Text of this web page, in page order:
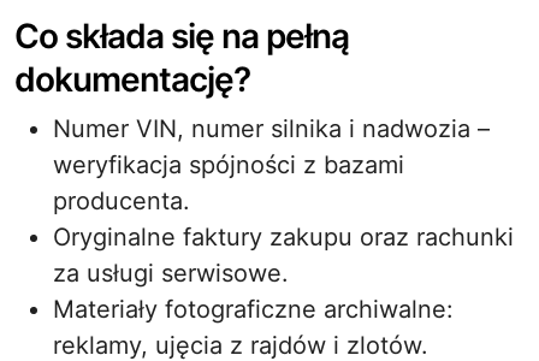
Co składa się na pełną
dokumentację?
Numer VIN, numer silnika i nadwozia –
weryfikacja spójności z bazami
producenta.
Oryginalne faktury zakupu oraz rachunki
za usługi serwisowe.
Materiały fotograficzne archiwalne:
reklamy, ujęcia z rajdów i zlotów.